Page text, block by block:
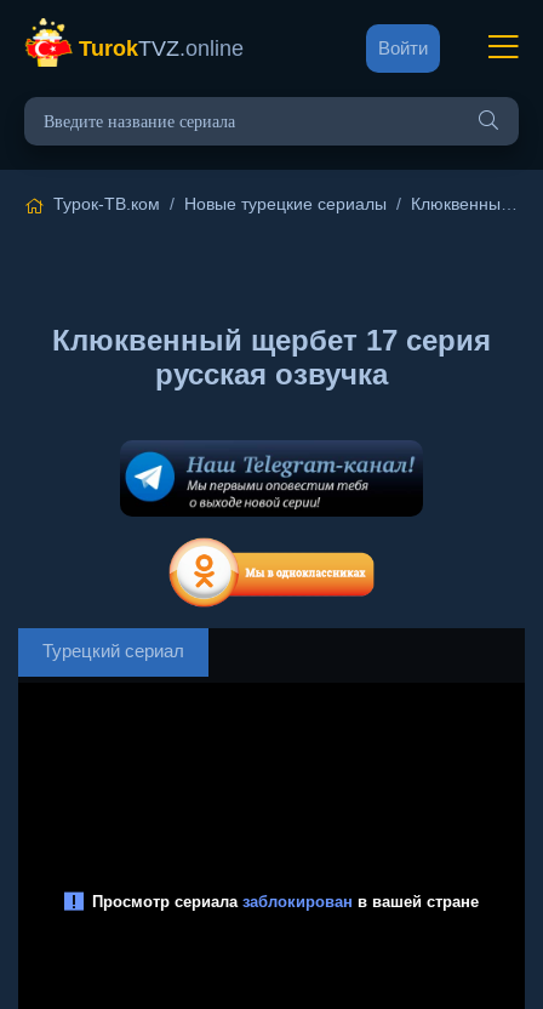
TurokTVZ.online Войти
Турок-ТВ.ком / Новые турецкие сериалы / Клюквенный щербет
Клюквенный щербет 17 серия
русская озвучка
Турецкий сериал